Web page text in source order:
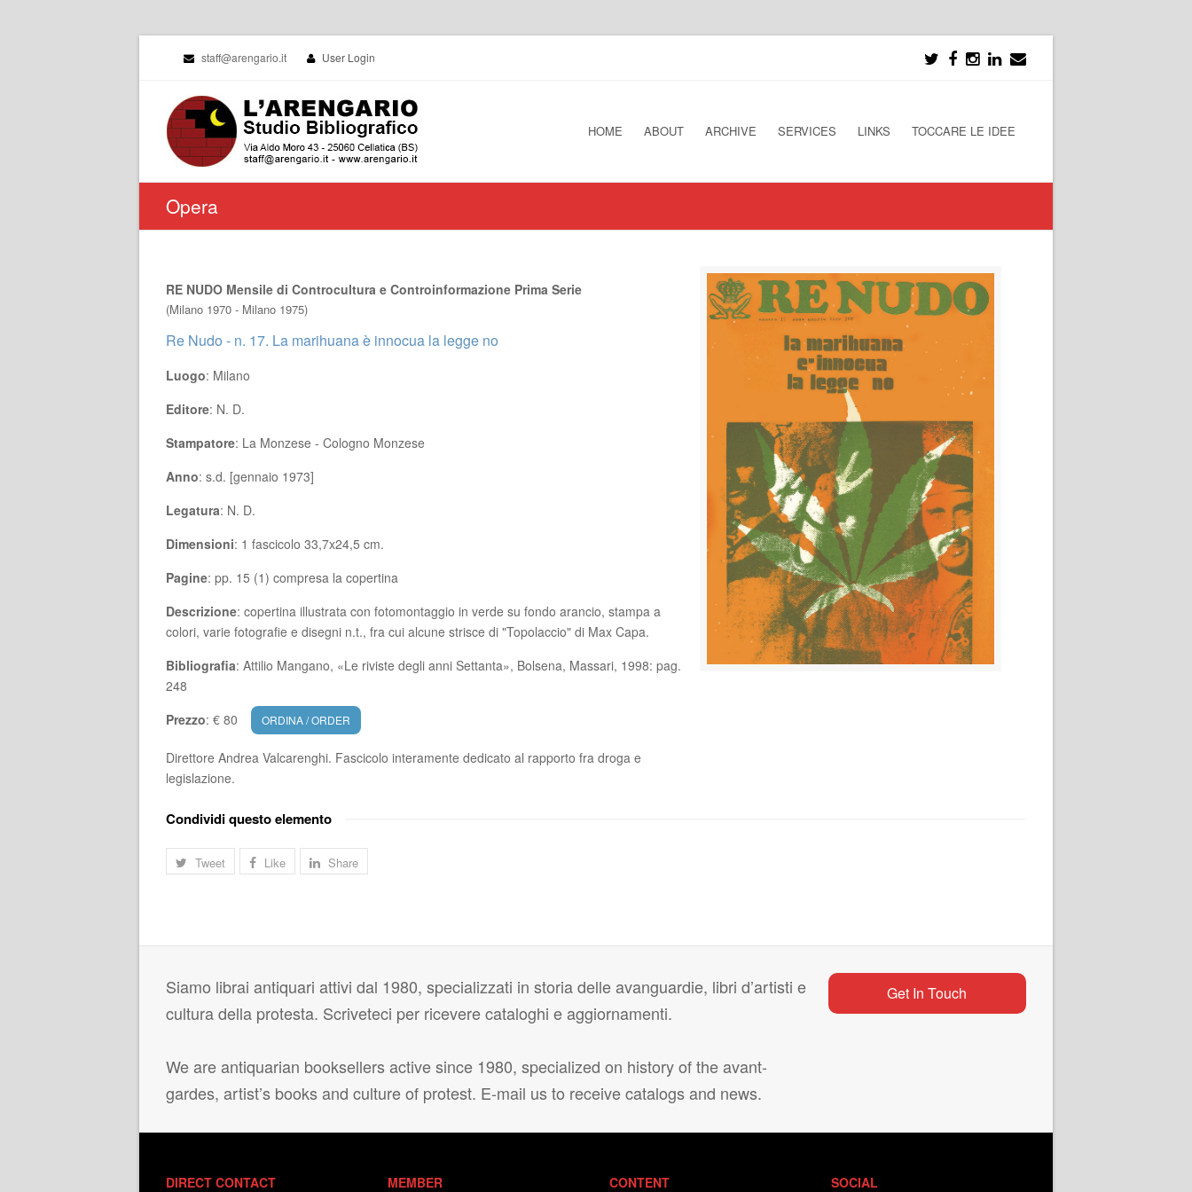
staff@arengario.it User Login
HOME ABOUT ARCHIVE SERVICES LINKS TOCCARE LE IDEE
Opera
RE NUDO Mensile di Controcultura e Controinformazione Prima Serie
(Milano 1970 - Milano 1975)
Re Nudo - n. 17. La marihuana è innocua la legge no
Luogo: Milano
Editore: N. D.
Stampatore: La Monzese - Cologno Monzese
Anno: s.d. [gennaio 1973]
Legatura: N. D.
Dimensioni: 1 fascicolo 33,7x24,5 cm.
Pagine: pp. 15 (1) compresa la copertina
Descrizione: copertina illustrata con fotomontaggio in verde su fondo arancio, stampa a
colori, varie fotografie e disegni n.t., fra cui alcune strisce di "Topolaccio" di Max Capa.
Bibliografia: Attilio Mangano, «Le riviste degli anni Settanta», Bolsena, Massari, 1998: pag.
248
Prezzo: € 80 ORDINA / ORDER
Direttore Andrea Valcarenghi. Fascicolo interamente dedicato al rapporto fra droga e
legislazione.
Condividi questo elemento
Tweet Like Share
Siamo librai antiquari attivi dal 1980, specializzati in storia delle avanguardie, libri d’artisti e
cultura della protesta. Scriveteci per ricevere cataloghi e aggiornamenti.
We are antiquarian booksellers active since 1980, specialized on history of the avant-
gardes, artist’s books and culture of protest. E-mail us to receive catalogs and news.
Get In Touch
DIRECT CONTACT MEMBER CONTENT SOCIAL